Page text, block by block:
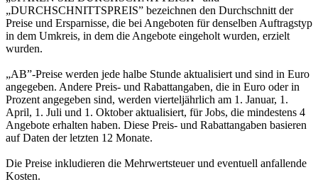
„DURCHSCHNITTSPREIS” bezeichnen den Durchschnitt der
Preise und Ersparnisse, die bei Angeboten für denselben Auftragstyp
in dem Umkreis, in dem die Angebote eingeholt wurden, erzielt
wurden.
„AB”-Preise werden jede halbe Stunde aktualisiert und sind in Euro
angegeben. Andere Preis- und Rabattangaben, die in Euro oder in
Prozent angegeben sind, werden vierteljährlich am 1. Januar, 1.
April, 1. Juli und 1. Oktober aktualisiert, für Jobs, die mindestens 4
Angebote erhalten haben. Diese Preis- und Rabattangaben basieren
auf Daten der letzten 12 Monate.
Die Preise inkludieren die Mehrwertsteuer und eventuell anfallende
Kosten.